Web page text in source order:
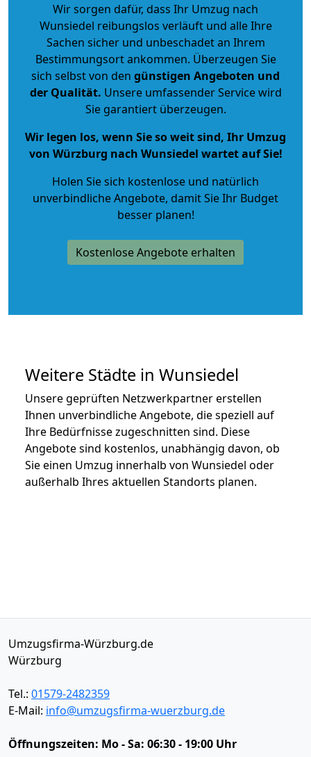
Wir sorgen dafür, dass Ihr Umzug nach
Wunsiedel reibungslos verläuft und alle Ihre
Sachen sicher und unbeschadet an Ihrem
Bestimmungsort ankommen. Überzeugen Sie
sich selbst von den günstigen Angeboten und
der Qualität. Unsere umfassender Service wird
Sie garantiert überzeugen.
Wir legen los, wenn Sie so weit sind, Ihr Umzug
von Würzburg nach Wunsiedel wartet auf Sie!
Holen Sie sich kostenlose und natürlich
unverbindliche Angebote, damit Sie Ihr Budget
besser planen!
Kostenlose Angebote erhalten
Weitere Städte in Wunsiedel
Unsere geprüften Netzwerkpartner erstellen
Ihnen unverbindliche Angebote, die speziell auf
Ihre Bedürfnisse zugeschnitten sind. Diese
Angebote sind kostenlos, unabhängig davon, ob
Sie einen Umzug innerhalb von Wunsiedel oder
außerhalb Ihres aktuellen Standorts planen.
Umzugsfirma-Würzburg.de
Würzburg
Tel.: 01579-2482359
E-Mail: info@umzugsfirma-wuerzburg.de
Öffnungszeiten: Mo - Sa: 06:30 - 19:00 Uhr